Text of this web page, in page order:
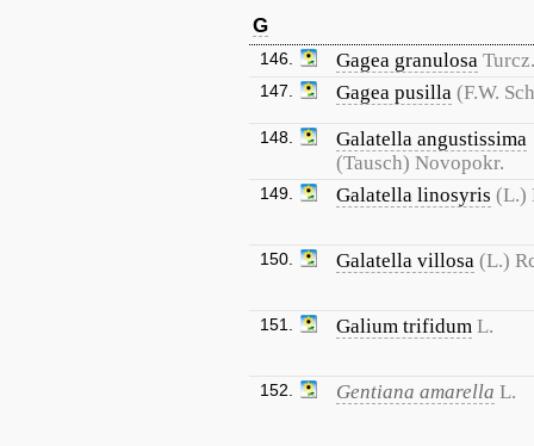
G
146. Gagea granulosa Turcz.
147. Gagea pusilla (F.W.
148.
Galatella angustissima
(Tausch) Novopokr.
149. Galatella linosyris (L.)
150. Galatella villosa (L.)
151. Galium trifidum L.
152. Gentiana amarella L.